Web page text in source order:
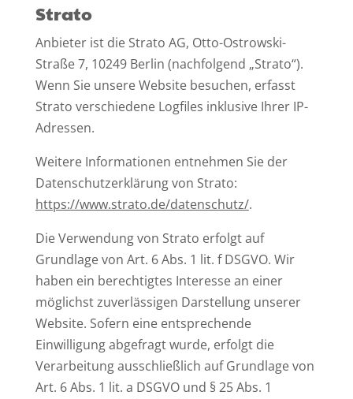
Strato
Anbieter ist die Strato AG, Otto-Ostrowski-
Straße 7, 10249 Berlin (nachfolgend „Strato“).
Wenn Sie unsere Website besuchen, erfasst
Strato verschiedene Logfiles inklusive Ihrer IP-
Adressen.
Weitere Informationen entnehmen Sie der
Datenschutzerklärung von Strato:
https://www.strato.de/datenschutz/.
Die Verwendung von Strato erfolgt auf
Grundlage von Art. 6 Abs. 1 lit. f DSGVO. Wir
haben ein berechtigtes Interesse an einer
möglichst zuverlässigen Darstellung unserer
Website. Sofern eine entsprechende
Einwilligung abgefragt wurde, erfolgt die
Verarbeitung ausschließlich auf Grundlage von
Art. 6 Abs. 1 lit. a DSGVO und § 25 Abs. 1